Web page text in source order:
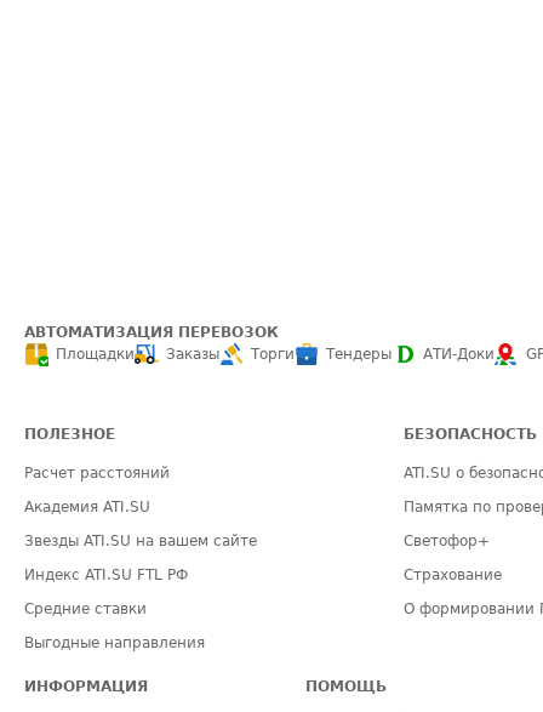
АВТОМАТИЗАЦИЯ ПЕРЕВОЗОК
Площадки
Заказы Торги Тендеры АТИ-Доки
ПОЛЕЗНОЕ
Расчет расстояний
Академия ATI.SU
Звезды ATI.SU на вашем сайте
Индекс ATI.SU FTL РФ
Средние ставки
Выгодные направления
БЕЗОПАСНОСТЬ
ATI.SU о
Памятка по
Светофор+
Страхование
О формировании
ИНФОРМАЦИЯ ПОМОЩЬ